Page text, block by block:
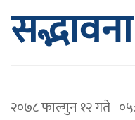
२०७८ फाल्गुन १२ गते